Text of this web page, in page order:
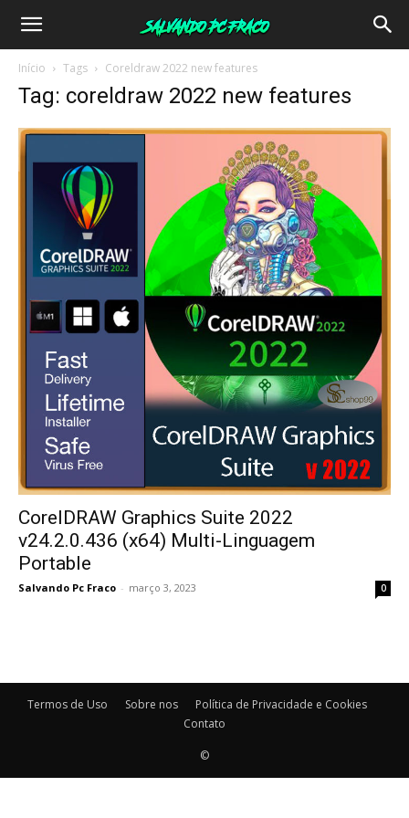
Salvando
Início Tags Coreldraw 2022 new features
Tag: coreldraw 2022 new features
CorelDRAW Graphics Suite 2022
v24.2.0.436 (x64) Multi-Linguagem
Portable
Salvando Pc Fraco - março 3, 2023 0
Termos de Uso Sobre nos
Política de Privacidade e Cookies
Contato
©